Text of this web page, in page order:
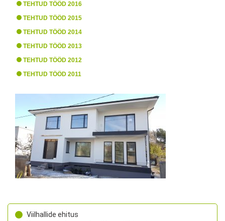
TEHTUD TÖÖD 2016
TEHTUD TÖÖD 2015
TEHTUD TÖÖD 2014
TEHTUD TÖÖD 2013
TEHTUD TÖÖD 2012
TEHTUD TÖÖD 2011
Viilhallide ehitus